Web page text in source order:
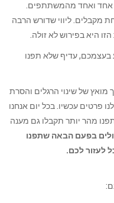
אחד ואחד מהמשתתפים.
מקבלים. ליווי שדורש הרבה
היא בפירוש לא זולה.
בעצמכם, עדיף שלא תפנו
של שינוי הרגלים והסרת
פרטים עכשיו. בכל יום אנחנו
מהר יותר תקבלו גם מענה
בפעם הבאה שתפנו
לעזור לכם.